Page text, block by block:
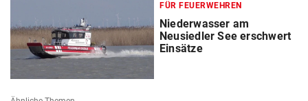
FÜR FEUERWEHREN
Niederwasser am
Neusiedler See erschwert
Einsätze